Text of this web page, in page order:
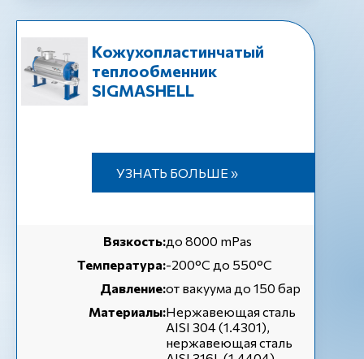
Кожухопластинчатый
теплообменник
SIGMASHELL
УЗНАТЬ БОЛЬШЕ »
Вязкость:до 8000 mPas
Температура:-200°C до 550°C
Давление:от вакуума до 150 бар
Материалы:Нержавеющая сталь
AISI 304 (1.4301),
нержавеющая сталь